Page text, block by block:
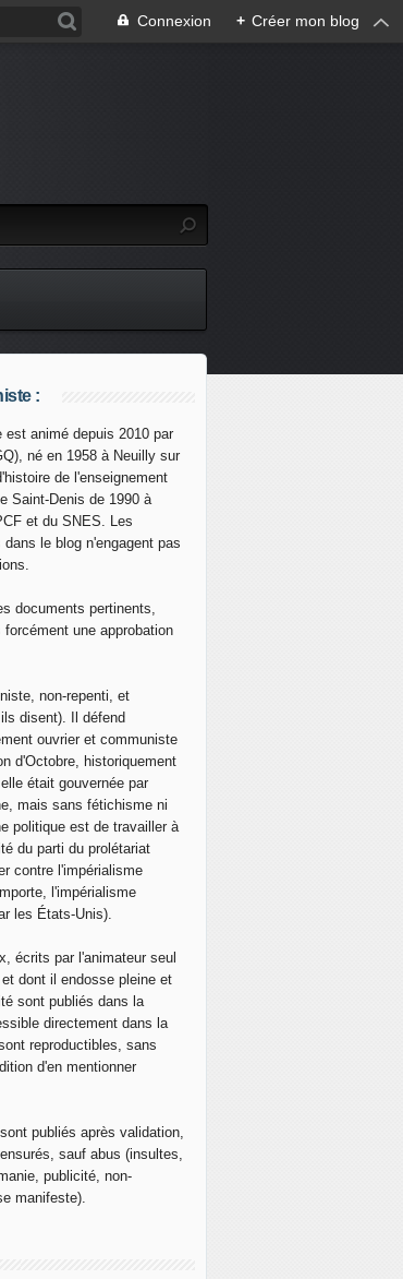
Connexion + Créer mon blog
disaient les communistes dans les années
:
est animé depuis 2010 par
né en 1958 à Neuilly sur
de l'enseignement
Saint-Denis de 1990 à
et du SNES. Les
le blog n'engagent pas
documents pertinents,
une approbation
non-repenti, et
disent). Il défend
ouvrier et communiste
d'Octobre, historiquement
était gouvernée par
mais sans fétichisme ni
politique est de travailler à
du parti du prolétariat
contre l'impérialisme
l'impérialisme
les États-Unis).
écrits par l'animateur seul
dont il endosse pleine et
sont publiés dans la
directement dans la
reproductibles, sans
d'en mentionner
publiés après validation,
sauf abus (insultes,
publicité, non-
manifeste).